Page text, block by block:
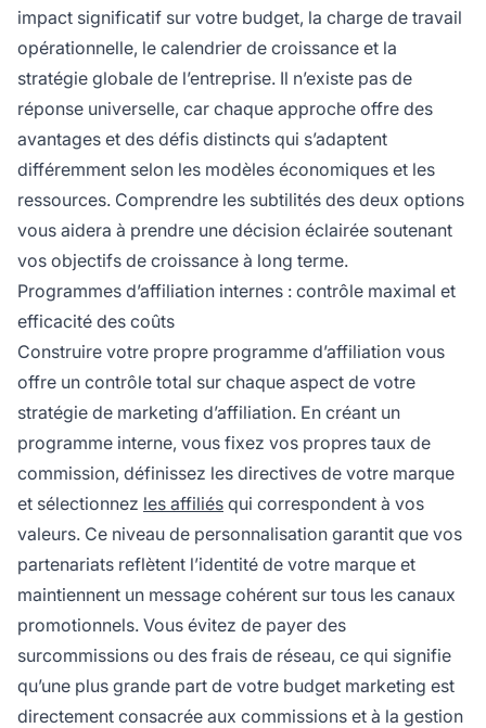
impact significatif sur votre budget, la charge de travail
opérationnelle, le calendrier de croissance et la
stratégie globale de l’entreprise. Il n’existe pas de
réponse universelle, car chaque approche offre des
avantages et des défis distincts qui s’adaptent
différemment selon les modèles économiques et les
ressources. Comprendre les subtilités des deux options
vous aidera à prendre une décision éclairée soutenant
vos objectifs de croissance à long terme.
Programmes d’affiliation internes : contrôle maximal et
efficacité des coûts
Construire votre propre programme d’affiliation vous
offre un contrôle total sur chaque aspect de votre
stratégie de marketing d’affiliation. En créant un
programme interne, vous fixez vos propres taux de
commission, définissez les directives de votre marque
et sélectionnez les affiliés qui correspondent à vos
valeurs. Ce niveau de personnalisation garantit que vos
partenariats reflètent l’identité de votre marque et
maintiennent un message cohérent sur tous les canaux
promotionnels. Vous évitez de payer des
surcommissions ou des frais de réseau, ce qui signifie
qu’une plus grande part de votre budget marketing est
directement consacrée aux commissions et à la gestion